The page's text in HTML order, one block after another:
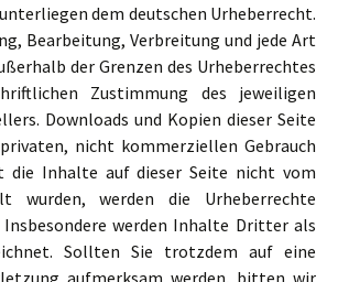
dem deutschen Urheberrecht.
Bearbeitung, Verbreitung und jede Art
der Grenzen des Urheberrechtes
Zustimmung des jeweiligen
Downloads und Kopien dieser Seite
nicht kommerziellen Gebrauch
die Inhalte auf dieser Seite nicht vom
wurden, werden die Urheberrechte
werden Inhalte Dritter als
Sollten Sie trotzdem auf eine